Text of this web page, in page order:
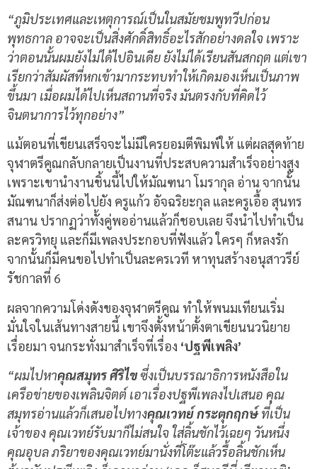
“ภูมิประเทศและเหตุการณ์เป็นในสมัยชมพูทวีปก่อน
พุทธกาล อาจจะเป็นสิ่งศักดิ์สิทธิ์อะไรสักอย่างดลใจ เพราะ
ว่าตอนนั้นผมยังไม่ได้ไปอินเดีย ยังไม่ได้เรียนสันสกฤต แต่เขา
เรียกว่าสัมผัสที่หกเข้ามากระทบทำให้เกิดมองเห็นเป็นภาพ
ขึ้นมา เมื่อผมได้ไปเห็นสถานที่จริง มันตรงกับที่คิดไว้
จินตนาการไว้ทุกอย่าง”
แม้ตอนที่เขียนเสร็จจะไม่มีใครยอมตีพิมพ์ให้ แต่ผลสุดท้าย
จุฬาตรีคูณกลับกลายเป็นงานที่ประสบความสำเร็จอย่างสูง
เพราะเขานำงานชิ้นนี้ไปให้มัณฑนา โมรากุล อ่าน จากนั้น
มัณฑนาก็ส่งต่อไปยัง ครูแก้ว อัจฉริยะกุล และครูเอื้อ สุนทร
สนาน ปรากฏว่าทั้งคู่พออ่านแล้วก็ชอบเลย จึงนำไปทำเป็น
ละครวิทยุ และก็มีเพลงประกอบที่ฟังแล้ว ใครๆ ก็หลงรัก
จากนั้นก็มีคนขอไปทำเป็นละครเวที หาทุนสร้างอนุสาวรีย์
รัชกาลที่ 6
ผลจากความโด่งดังของจุฬาตรีคูณ ทำให้พนมเทียนเริ่ม
มั่นใจในเส้นทางสายนี้ เขาจึงตั้งหน้าตั้งตาเขียนนวนิยาย
เรื่อยมา จนกระทั่งมาสำเร็จที่เรื่อง ‘ปฐพีเพลิง’
“ผมไปหาคุณสมุทร ศิริไขซึ่งเป็นบรรณาธิการหนังสือใน
เครือข่ายของเพลินจิตต์ เอาเรื่องปฐพีเพลงไปเสนอ คุณ
สมุทรอ่านแล้วก็เสนอไปทางคุณเวทย์ กระตุกฤกษ์ที่เป็น
เจ้าของ คุณเวทย์รับมาก็ไม่สนใจ ใส่ลิ้นชักไว้เฉยๆ วันหนึ่ง
คุณอุบล ภริยาของคุณเวทย์มานั่งที่โต๊ะแล้วรื้อลิ้นชักเห็น